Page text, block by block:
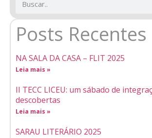
Posts Recentes
NA SALA DA CASA – FLIT 2025
Leia mais »
II TECC LICEU: um sábado de
descobertas
Leia mais »
SARAU LITERÁRIO 2025